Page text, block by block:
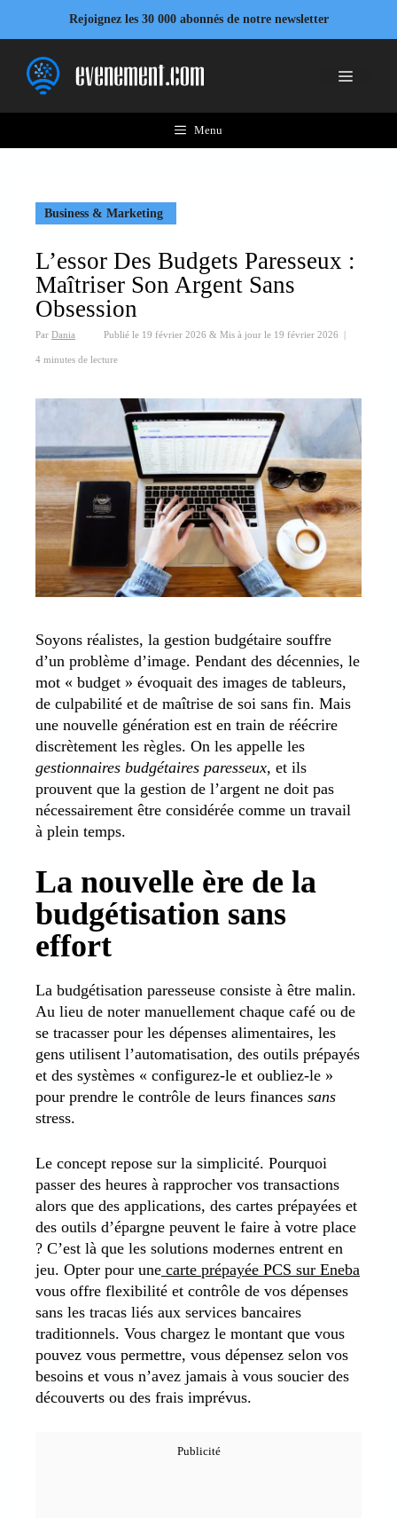
contenu
Rejoignez les 30 000 abonnés de notre newsletter
Menu
Menu
Business & Marketing
L’essor Des Budgets Paresseux :
Maîtriser Son Argent Sans
Obsession
Par Dania Publié le 19 février 2026 & Mis à jour le 19 février 2026 |
4 minutes de lecture
Soyons réalistes, la gestion budgétaire souffre
d’un problème d’image. Pendant des décennies, le
mot « budget » évoquait des images de tableurs,
de culpabilité et de maîtrise de soi sans fin. Mais
une nouvelle génération est en train de réécrire
discrètement les règles. On les appelle les
gestionnaires budgétaires paresseux, et ils
prouvent que la gestion de l’argent ne doit pas
nécessairement être considérée comme un travail
à plein temps.
La nouvelle ère de la
budgétisation sans
effort
La budgétisation paresseuse consiste à être malin.
Au lieu de noter manuellement chaque café ou de
se tracasser pour les dépenses alimentaires, les
gens utilisent l’automatisation, des outils prépayés
et des systèmes « configurez-le et oubliez-le »
pour prendre le contrôle de leurs finances sans
stress.
Le concept repose sur la simplicité. Pourquoi
passer des heures à rapprocher vos transactions
alors que des applications, des cartes prépayées et
des outils d’épargne peuvent le faire à votre place
? C’est là que les solutions modernes entrent en
jeu. Opter pour une carte prépayée PCS sur Eneba
vous offre flexibilité et contrôle de vos dépenses
sans les tracas liés aux services bancaires
traditionnels. Vous chargez le montant que vous
pouvez vous permettre, vous dépensez selon vos
besoins et vous n’avez jamais à vous soucier des
découverts ou des frais imprévus.